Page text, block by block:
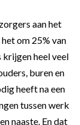
aan het
om 25% van
heel veel
buren en
heeft na een
tussen werk
naaste. En dat